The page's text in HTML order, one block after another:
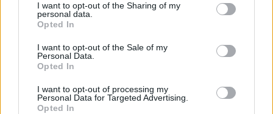
I want to opt-out of the Sharing of my
personal data.
Opted In
I want to opt-out of the Sale of my
Personal Data.
Opted In
I want to opt-out of processing my
Personal Data for Targeted Advertising.
Opted In